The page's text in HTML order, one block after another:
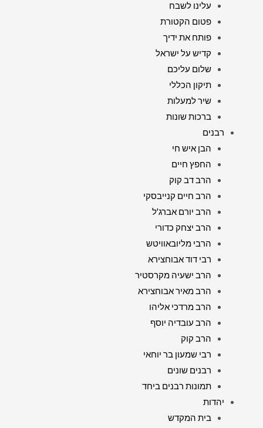
עלינו לשבח
פטום הקטורת
פותח את ידיך
קדיש על ישראל
שלום עליכם
תיקון הכללי
שיר למעלות
ברכות שונות
רבנים
הבן איש חי
החפץ חיים
הרב דב קוק
הרב חיים קנייבסקי
הרב יורם אברג'ל
הרב יצחק כדורי
הרבי מליובאוויטש
רבי דוד אבוחצירא
הרב ישעיה מקרסטיר
הרב מאיר אבוחצירא
הרב מרדכי אליהו
הרב עובדיה יוסף
הרב קוק
רבי שמעון בר יוחאי
רבנים שונים
תמונות רבנים ביחד
יהדות
בית המקדש